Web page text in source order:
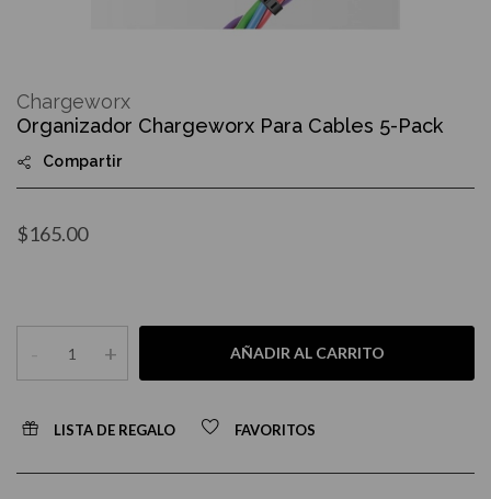
the
beginning
the
images
Organizador Chargeworx Para Cables 5-Pack
Compartir
$165.00
- + AÑADIR AL CARRITO
LISTA DE REGALO FAVORITOS
Chargeworx